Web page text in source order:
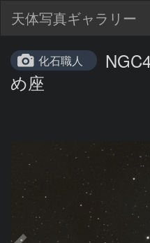
天体写真ギャラリー
化石職人
め座